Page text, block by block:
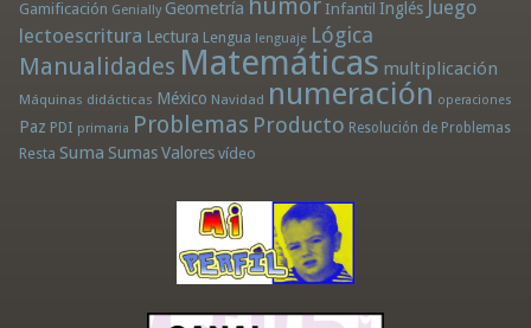
Gamificación Genially Geometría humor Infantil Inglés Juego
lectoescritura Lectura Lengua lenguaje Lógica
Manualidades Matemáticas multiplicación
Máquinas didácticas México Navidad numeración operaciones
Paz PDI primaria Problemas Producto Resolución de Problemas
Resta Suma Sumas Valores vídeo